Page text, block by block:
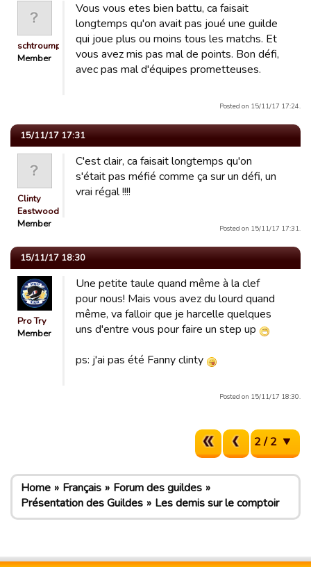
schtroumpf_shooter
Member
Vous vous etes bien battu, ca faisait
longtemps qu'on avait pas joué une guilde
qui joue plus ou moins tous les matchs. Et
vous avez mis pas mal de points. Bon défi,
avec pas mal d'équipes prometteuses.
Posted on 15/11/17 17:24.
15/11/17 17:31
Clinty
Eastwood
Member
C'est clair, ca faisait longtemps qu'on
s'était pas méfié comme ça sur un défi, un
vrai régal !!!!
Posted on 15/11/17 17:31.
15/11/17 18:30
Pro Try
Member
Une petite taule quand même à la clef
pour nous! Mais vous avez du lourd quand
même, va falloir que je harcelle quelques
uns d'entre vous pour faire un step up
ps: j'ai pas été Fanny clinty
Posted on 15/11/17 18:30.
2 / 2
Home Français
Forum des guildes
Présentation des Guildes
Les demis sur le comptoir